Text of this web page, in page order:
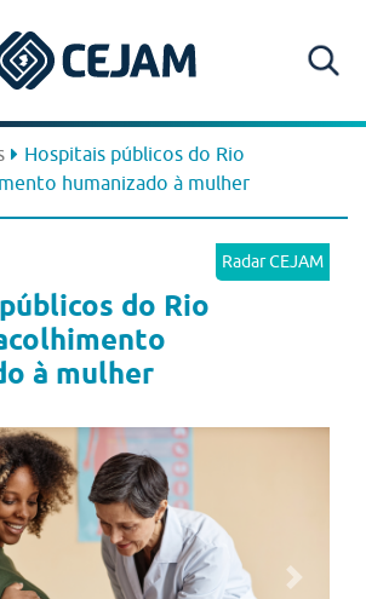
Hospitais públicos do Rio
humanizado à mulher
Radar CEJAM
do Rio
à mulher
Next